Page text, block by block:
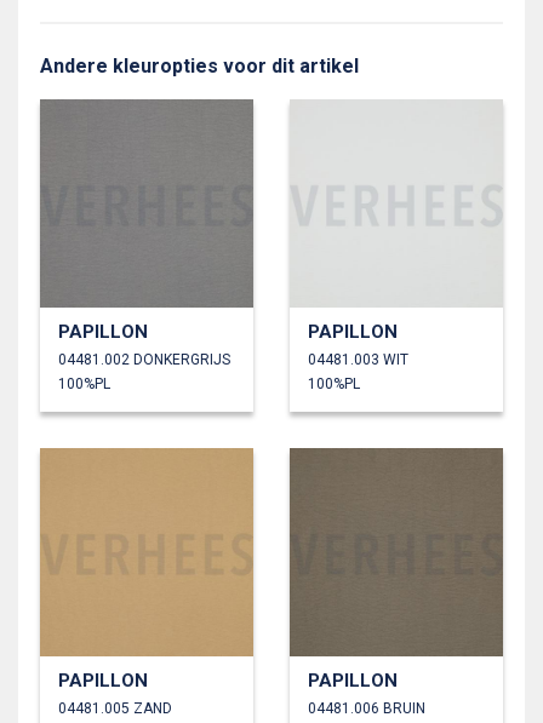
Andere kleuropties voor dit artikel
PAPILLON
04481.002 DONKERGRIJS
100%PL
PAPILLON
04481.003 WIT
100%PL
PAPILLON
04481.005 ZAND
PAPILLON
04481.006 BRUIN